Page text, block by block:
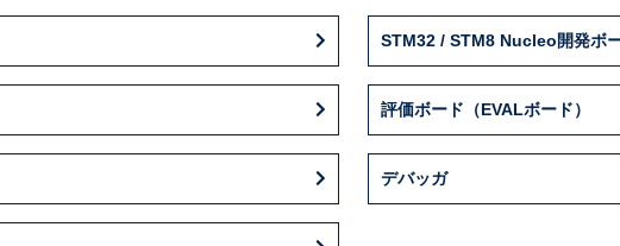
STM32 / STM8 Nucleo開発ボ
評価ボード（EVALボード）
デバッガ